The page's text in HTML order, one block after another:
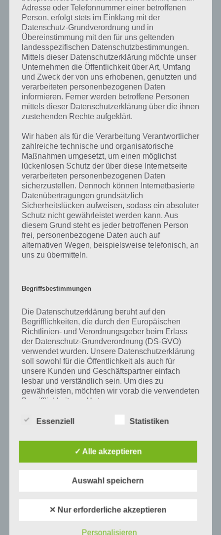
Du findest Lösungen auch ohne unsere Hilfe, indem du in der App
Münzen einsetzt. Da diese jedoch begrenzt sind, hast du hier stets
die Möglichkeit alle Antworten zu finden!
Die obige Lösung stimmt leider nicht mehr?
Wenn die Lösung, die wir dir oben Das hilft gegen Schluckauf
vorgestellt haben, nicht mehr aktuell sein sollte oder ein Wort in der
Lösung von 94 Prozent fehlt, so teile uns die korrekten Lösungen
einfach in den Kommentaren mit. Nur so können wir stets die
aktuellen Antworten auf die zahlreichen Fragen und Sachverhalte in
der App geben. Da die Entwickler die Lösungen immer mal wieder
verändern.
Darum geht es bei 94%
Was ist 94%? In der App 94% musst du auf Basis eines Bildes oder
einer Aussage die Antworten herausfinden, die von anderen Spielern
am häufigsten genannt worden sind. Nur so kannst du das nächste
Level freischalten. Zusammenaddiert ergeben alle Antworten 94
Prozent, wovon die App ihren Namen hat. Entsprechend ist 94
Prozent ein Wort und Rätsel-Spiel. Bereits über 10 Millionen mal
und iTunes App Store.
Auf WhatsApp teilen Teilen auf Facebook
Tweet auf Twitter
Adresse oder Telefonnummer einer betroffenen
Person, erfolgt stets im Einklang mit der
Datenschutz-Grundverordnung und in
Übereinstimmung mit den für uns geltenden
landesspezifischen Datenschutzbestimmungen.
Mittels dieser Datenschutzerklärung möchte unser
Unternehmen die Öffentlichkeit über Art, Umfang
und Zweck der von uns erhobenen, genutzten und
verarbeiteten personenbezogenen Daten
informieren. Ferner werden betroffene Personen
mittels dieser Datenschutzerklärung über die ihnen
zustehenden Rechte aufgeklärt.
Wir haben als für die Verarbeitung Verantwortlicher
zahlreiche technische und organisatorische
Maßnahmen umgesetzt, um einen möglichst
lückenlosen Schutz der über diese Internetseite
verarbeiteten personenbezogenen Daten
sicherzustellen. Dennoch können Internetbasierte
Datenübertragungen grundsätzlich
Sicherheitslücken aufweisen, sodass ein absoluter
Schutz nicht gewährleistet werden kann. Aus
diesem Grund steht es jeder betroffenen Person
frei, personenbezogene Daten auch auf
alternativen Wegen, beispielsweise telefonisch, an
uns zu übermitteln.
Begriffsbestimmungen
Die Datenschutzerklärung beruht auf den
Begrifflichkeiten, die durch den Europäischen
Richtlinien- und Verordnungsgeber beim Erlass
der Datenschutz-Grundverordnung (DS-GVO)
verwendet wurden. Unsere Datenschutzerklärung
soll sowohl für die Öffentlichkeit als auch für
unsere Kunden und Geschäftspartner einfach
lesbar und verständlich sein. Um dies zu
gewährleisten, möchten wir vorab die verwendeten
Begrifflichkeiten erläutern.
Wir verwenden in dieser Datenschutzerklärung
a) personenbezogene Daten
oder identifizierbare natürliche Person (im
Als identifizierbar wird eine natürliche
Essenziell Statistiken
✓ Alle akzeptieren
Auswahl speichern
✕ Nur erforderliche akzeptieren
Personalisieren